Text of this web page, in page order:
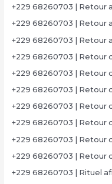
+229 68260703 | Retour
+229 68260703 | Retour
+229 68260703 | Retour
+229 68260703 | Retour
+229 68260703 | Retour
+229 68260703 |
+229 68260703 | Retour
+229 68260703 | Retour
+229 68260703 | Retour
+229 68260703 | Retour
+229 68260703 | Rituel